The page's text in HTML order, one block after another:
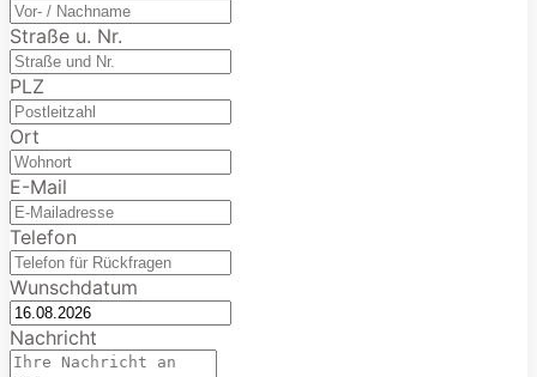
Straße u. Nr.
PLZ
Ort
E-Mail
Telefon
Wunschdatum
Nachricht